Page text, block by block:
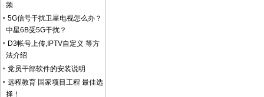
频
5G信号干扰卫星电视怎么办？
中星6B受5G干扰？
D3帐号上传,IPTV自定义 等方
法介绍
党员干部软件的安装说明
远程教育 国家项目工程 最佳选
择！